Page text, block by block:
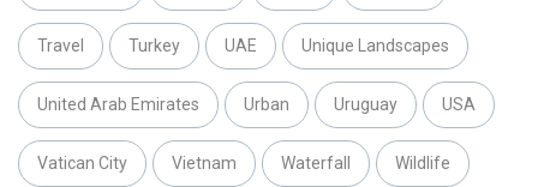
Travel Turkey UAE Unique Landscapes
United Arab Emirates Urban Uruguay USA
Vatican City Vietnam Waterfall Wildlife